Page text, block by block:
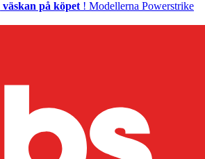
väskan på köpet ! Modellerna Powerstrike